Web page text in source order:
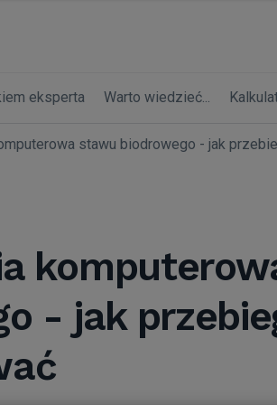
eksperta Warto wiedzieć...
stawu biodrowego - jak
- jak